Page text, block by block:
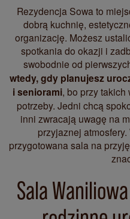
Rezydencja Sowa to
dobrą kuchnię,
organizację. Możesz
spotkania do okazji i
swobodnie od
wtedy, gdy planujesz
i seniorami, bo przy takich
potrzeby. Jedni chcą
inni zwracają uwagę na
przyjaznej
przygotowana sala na
Sala